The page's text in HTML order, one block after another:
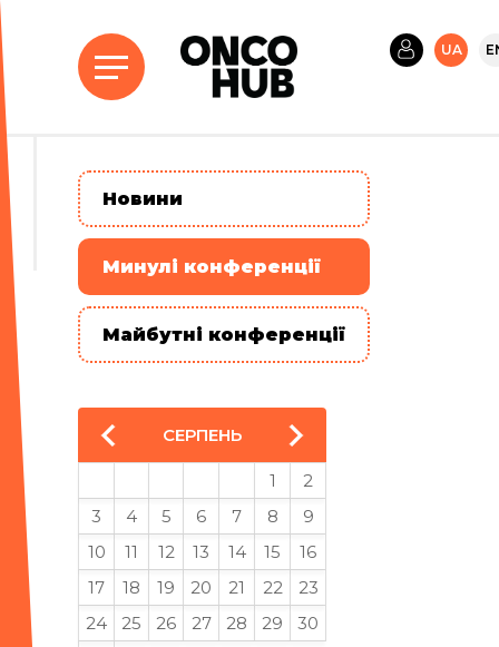
UA
Новини
Минулі конференції
Майбутні конференції
СЕРПЕНЬ
1
2
3
4 5 6 7 8
9
10
11 12 13 14 15
16
17
18 19 20 21 22
23
24
25 26 27 28 29
30